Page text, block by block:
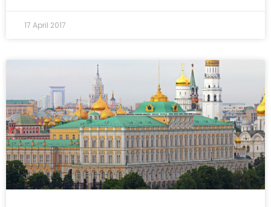
17 April 2017